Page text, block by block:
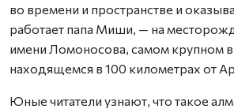
во времени и пространстве и
работает папа Миши, — на
имени Ломоносова, самом крупном
находящемся в 100 километрах от
Юные читатели узнают, что такое